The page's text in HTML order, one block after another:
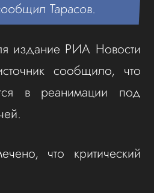
Тарасов.
издание РИА Новости
сообщило, что
в реанимации под
что критический